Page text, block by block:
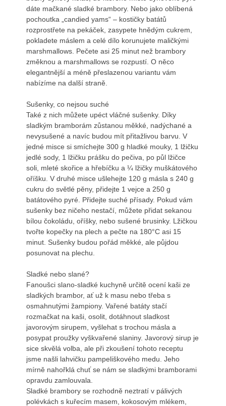
dáte mačkané sladké brambory. Nebo jako oblíbená
pochoutka „candied yams“ – kostičky batátů
rozprostřete na pekáček, zasypete hnědým cukrem,
pokladete máslem a celé dílo korunujete maličkými
marshmallows. Pečete asi 25 minut než brambory
změknou a marshmallows se rozpustí. O něco
elegantnější a méně přeslazenou variantu vám
nabízíme na další straně.
Sušenky, co nejsou suché
Také z nich můžete upéct vláčné sušenky. Díky
sladkým bramborám zůstanou měkké, nadýchané a
nevysušené a navíc budou mít přitažlivou barvu. V
jedné misce si smíchejte 300 g hladké mouky, 1 lžičku
jedlé sody, 1 lžičku prášku do pečiva, po půl lžičce
soli, mleté skořice a hřebíčku a ¼ lžičky muškátového
oříšku. V druhé misce ušlehejte 120 g másla s 240 g
cukru do světlé pěny, přidejte 1 vejce a 250 g
batátového pyré. Přidejte suché přísady. Pokud vám
sušenky bez ničeho nestačí, můžete přidat sekanou
bílou čokoládu, oříšky, nebo sušené brusinky. Lžičkou
tvořte kopečky na plech a pečte na 180°C asi 15
minut. Sušenky budou pořád měkké, ale půjdou
posunovat na plechu.
Sladké nebo slané?
Fanoušci slano-sladké kuchyně určitě ocení kaši ze
sladkých brambor, ať už k masu nebo třeba s
osmahnutými žampiony. Vařené batáty stačí
rozmačkat na kaši, osolit, dotáhnout sladkost
javorovým sirupem, vyšlehat s trochou másla a
posypat proužky vyškvařené slaniny. Javorový sirup je
sice skvělá volba, ale při zkoušení tohoto receptu
jsme našli lahvičku pampeliškového medu. Jeho
mírně nahořklá chuť se nám se sladkými bramborami
opravdu zamlouvala.
Sladké brambory se rozhodně neztratí v pálivých
polévkách s kuřecím masem, kokosovým mlékem,